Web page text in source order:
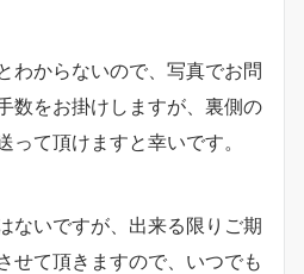
わからないので、写真でお問
数をお掛けしますが、裏側の
て頂けますと幸いです。
ないですが、出来る限りご期
せて頂きますので、いつでも